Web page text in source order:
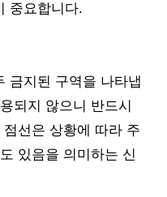
중요합니다.
금지된 구역을 나타냅
되지 않으니 반드시
선은 상황에 따라 주
있음을 의미하는 신